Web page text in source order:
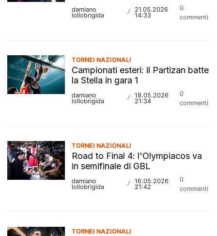
damiano
lollobrigida
/
21.05.2026
14:33
0
commenti
TORNEI NAZIONALI
Campionati esteri: il Partizan batte
la Stella in gara 1
damiano
lollobrigida
/ 18.05.2026
21:34
0
commenti
TORNEI NAZIONALI
Road to Final 4: l'Olympiacos va
in semifinale di GBL
damiano
lollobrigida
/ 16.05.2026
21:42
0
commenti
TORNEI NAZIONALI